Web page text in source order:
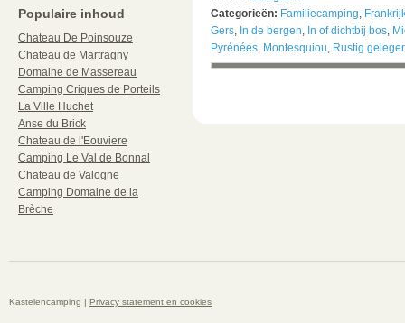
Populaire inhoud
Chateau De Poinsouze
Chateau de Martragny
Domaine de Massereau
Camping Criques de Porteils
La Ville Huchet
Anse du Brick
Chateau de l'Eouviere
Camping Le Val de Bonnal
Chateau de Valogne
Camping Domaine de la
Brèche
Categorieën: Familiecamping,
Gers, In de bergen, In of dichtbij bos,
Pyrénées, Montesquiou, Rustig
Kastelencamping | Privacy statement en cookies